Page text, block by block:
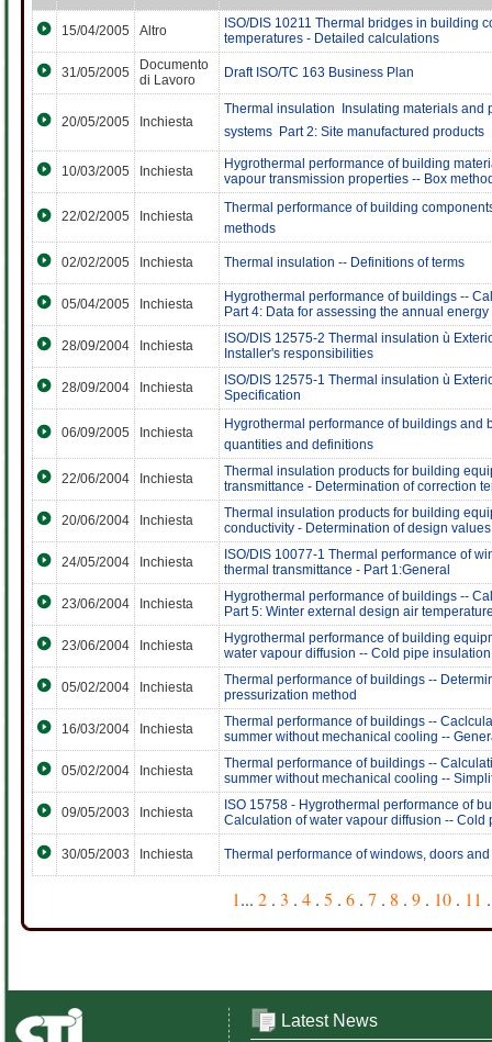
15/04/2005 Altro
ISO/DIS 10211 Thermal bridges in building
temperatures - Detailed calculations
31/05/2005
Documento
di Lavoro
Draft ISO/TC 163 Business Plan
20/05/2005 Inchiesta
Thermal insulation  Insulating materials
systems  Part 2: Site manufactured products
10/03/2005 Inchiesta
Hygrothermal performance of building
vapour transmission properties -- Box
22/02/2005 Inchiesta
Thermal performance of building
methods
02/02/2005 Inchiesta Thermal insulation -- Definitions of terms
05/04/2005 Inchiesta
Hygrothermal performance of buildings --
Part 4: Data for assessing the annual
28/09/2004 Inchiesta
ISO/DIS 12575-2 Thermal insulation ù
Installer's responsibilities
28/09/2004 Inchiesta
ISO/DIS 12575-1 Thermal insulation ù
Specification
06/09/2005 Inchiesta
Hygrothermal performance of buildings and
quantities and definitions
22/06/2004 Inchiesta
Thermal insulation products for building
transmittance - Determination of correction
20/06/2004 Inchiesta
Thermal insulation products for building
conductivity - Determination of design values
24/05/2004 Inchiesta
ISO/DIS 10077-1 Thermal performance of
thermal transmittance - Part 1:General
23/06/2004 Inchiesta
Hygrothermal performance of buildings --
Part 5: Winter external design air
23/06/2004 Inchiesta
Hygrothermal performance of building
water vapour diffusion -- Cold pipe
05/02/2004 Inchiesta
Thermal performance of buildings --
pressurization method
16/03/2004 Inchiesta
Thermal performance of buildings --
summer without mechanical cooling --
05/02/2004 Inchiesta
Thermal performance of buildings --
summer without mechanical cooling --
09/05/2003 Inchiesta
ISO 15758 - Hygrothermal performance of
Calculation of water vapour diffusion -- Cold
30/05/2003 Inchiesta Thermal performance of windows, doors
1... 2 . 3 . 4 . 5 . 6 . 7 . 8 . 9 . 10 . 11
Latest News